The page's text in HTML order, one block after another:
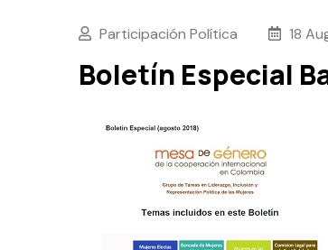
Participación Política 18
Boletín Especial